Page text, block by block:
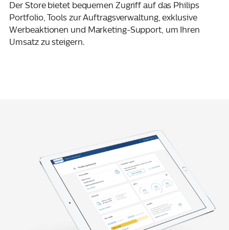
Der Store bietet bequemen Zugriff auf das Philips
Portfolio, Tools zur Auftragsverwaltung, exklusive
Werbeaktionen und Marketing-Support, um Ihren
Umsatz zu steigern.